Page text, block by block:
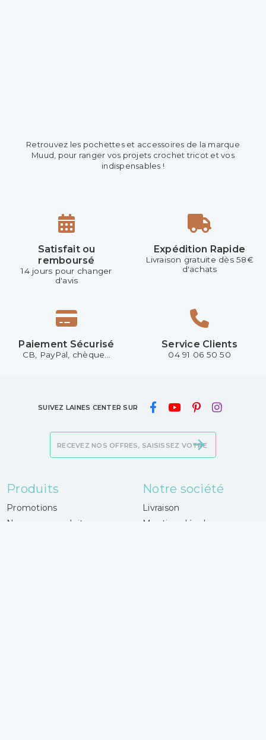
Retrouvez les pochettes et accessoires de la marque
Muud, pour ranger vos projets crochet tricot et vos
indispensables !
Satisfait ou
remboursé
14 jours pour changer
d'avis
Expédition Rapide
Livraison gratuite dès 58€
d'achats
Paiement Sécurisé
CB, PayPal, chèque...
Service Clients
04 91 06 50 50
SUIVEZ LAINES CENTER SUR
Produits
Promotions
Nouveaux produits
Notre société
Livraison
Mentions légales